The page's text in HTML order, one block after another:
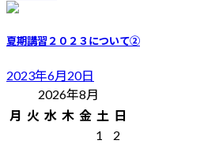
夏期講習２０２３について②
2023年6月20日
2026年8月
月 火 水 木 金 土 日
1
2